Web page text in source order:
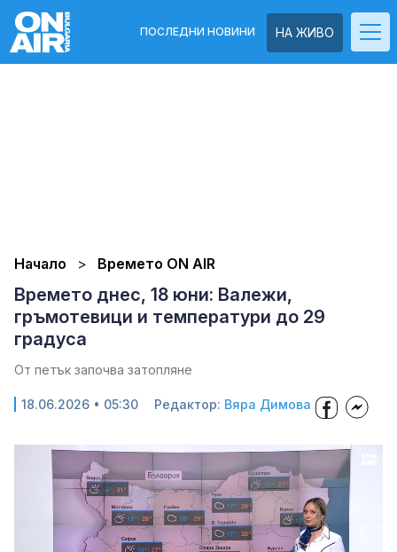
НА ЖИВО
ПОСЛЕДНИ НОВИНИ
Начало Времето ON AIR
Времето днес, 18 юни: Валежи,
гръмотевици и температури до 29
градуса
От петък започва затопляне
18.06.2026 • 05:30 Редактор: Вяра Димова